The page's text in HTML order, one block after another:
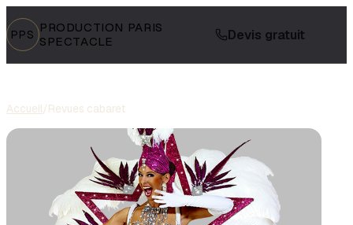
PPS PRODUCTION PARIS
SPECTACLE
Devis gratuit
Accueil/Revues cabaret